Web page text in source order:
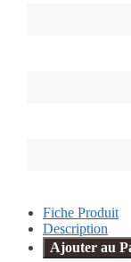
Fiche Produit
Description
Ajouter au